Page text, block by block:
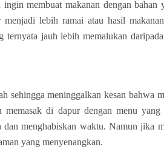
membuat makanan dengan bahan
lebih ramai atau hasil
jauh lebih memalukan
sehingga meninggalkan kesan bahwa
memasak di dapur dengan menu
menghabiskan waktu. Namun jika
yang menyenangkan.